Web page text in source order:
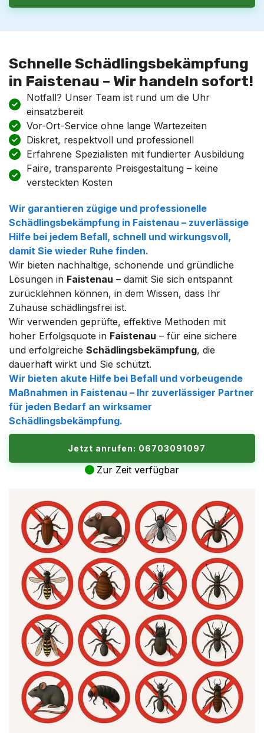
Schnelle Schädlingsbekämpfung
in Faistenau – Wir handeln sofort!
Notfall? Unser Team ist rund um die Uhr
einsatzbereit
Vor-Ort-Service ohne lange Wartezeiten
Diskret, respektvoll und professionell
Erfahrene Spezialisten mit fundierter Ausbildung
Faire, transparente Preisgestaltung – keine
versteckten Kosten
Wir garantieren zügige und professionelle
Schädlingsbekämpfung in Faistenau – zuverlässige
Hilfe bei jedem Befall, schnell und wirkungsvoll,
damit Sie wieder Ruhe finden.
Wir bieten nachhaltige, schonende und gründliche
Lösungen in Faistenau – damit Sie sich entspannt
zurücklehnen können, in dem Wissen, dass Ihr
Zuhause schädlingsfrei ist.
Wir verwenden geprüfte, effektive Methoden mit
hoher Erfolgsquote in Faistenau – für eine sichere
und erfolgreiche Schädlingsbekämpfung, die
dauerhaft wirkt und Sie schützt.
Wir bieten akute Hilfe bei Befall und vorbeugende
Maßnahmen in Faistenau – Ihr zuverlässiger Partner
für jeden Bedarf an wirksamer
Schädlingsbekämpfung.
Jetzt anrufen: 06703091097
Zur Zeit verfügbar